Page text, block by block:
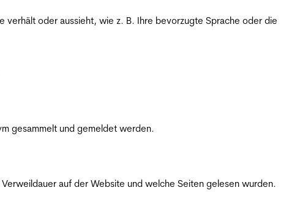
verhält oder aussieht, wie z. B. Ihre bevorzugte Sprache oder die
gesammelt und gemeldet werden.
auf der Website und welche Seiten gelesen wurden.